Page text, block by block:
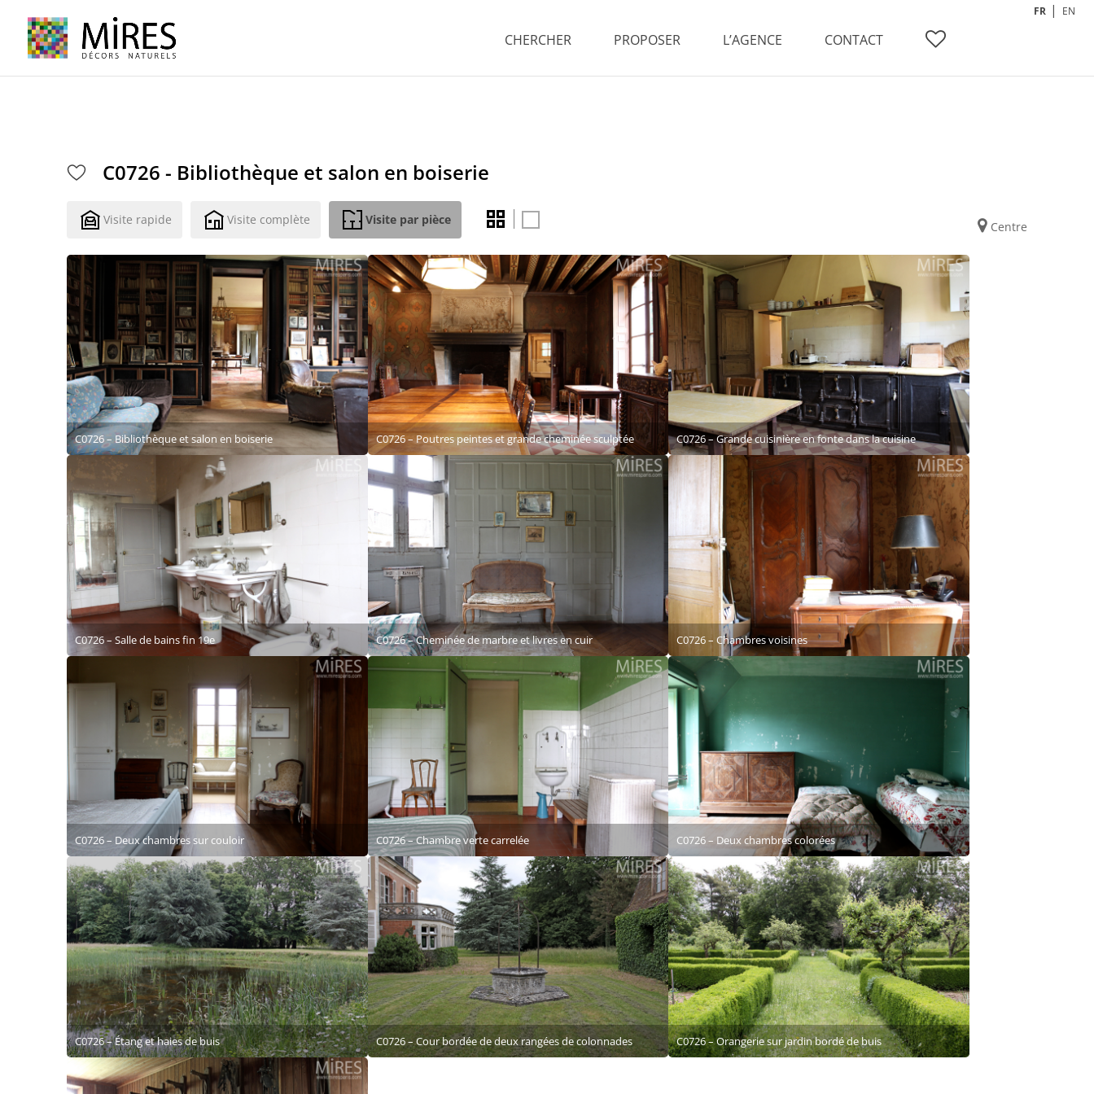
CHERCHER PROPOSER L’AGENCE CONTACT
FR EN
C0726 - Bibliothèque et salon en boiserie
Visite rapide Visite complète Visite par pièce Centre
C0726 – Bibliothèque et salon en boiserie C0726 – Poutres peintes et grande cheminée sculptée C0726 – Grande cuisinière en fonte dans la cuisine
C0726 – Salle de bains fin 19e C0726 – Cheminée de marbre et livres en cuir C0726 – Chambres voisines
C0726 – Deux chambres sur couloir C0726 – Chambre verte carrelée C0726 – Deux chambres colorées
C0726 – Étang et haies de buis C0726 – Cour bordée de deux rangées de colonnades C0726 – Orangerie sur jardin bordé de buis